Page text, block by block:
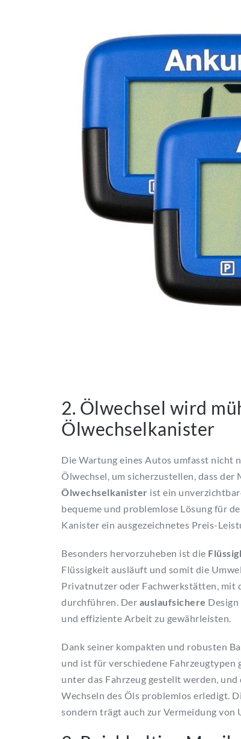
2. Ölwechsel wird
Ölwechselkanister
Die Wartung eines Autos umfasst nicht
Ölwechsel, um sicherzustellen, dass
Ölwechselkanister ist ein
bequeme und problemlose Lösung für
Kanister ein ausgezeichnetes Preis-
Besonders hervorzuheben ist die
Flüssigkeit ausläuft und somit die
Privatnutzer oder Fachwerkstätten, mit
durchführen. Der auslaufsichere
und effiziente Arbeit zu gewährleisten.
Dank seiner kompakten und robusten
und ist für verschiedene Fahrzeugtypen
unter das Fahrzeug gestellt werden,
Wechseln des Öls problemlos erledigt.
sondern trägt auch zur Vermeidung von